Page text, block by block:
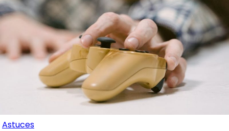
Astuces